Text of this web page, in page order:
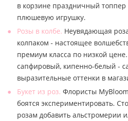
в корзине праздничный топпер
плюшевую игрушку.
Розы в колбе. Неувядающая
колпаком - настоящее
премиум класса по низкой
сапфировый, кипенно-белый -
выразительные оттенки в
Букет из роз. Флористы
боятся экспериментировать.
розам добавить альстромерии